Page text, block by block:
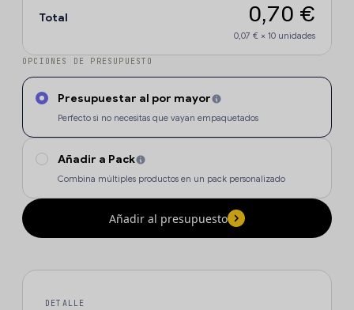
Total 0,70 €
0,07 € × 10 unidades
OPCIONES DE PRESUPUESTO
Presupuestar al por mayor
Perfecto si no necesitas que vayan empaquetados
Añadir a Pack
Combina múltiples productos en un pack personalizado
Añadir al presupuesto
DETALLE